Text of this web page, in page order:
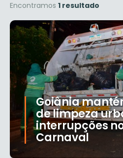
Encontramos 1 resultado
Goiânia
de limpeza
interrupções
Carnaval